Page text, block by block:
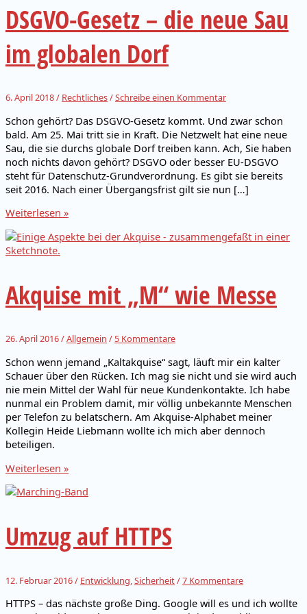
DSGVO-Gesetz – die neue Sau
im globalen Dorf
6. April 2018/ Rechtliches/Schreibe einen Kommentar
Schon gehört? Das DSGVO-Gesetz kommt. Und zwar schon
bald. Am 25. Mai tritt sie in Kraft. Die Netzwelt hat eine neue
Sau, die sie durchs globale Dorf treiben kann. Ach, Sie haben
noch nichts davon gehört? DSGVO oder besser EU-DSGVO
steht für Datenschutz-Grundverordnung. Es gibt sie bereits
seit 2016. Nach einer Übergangsfrist gilt sie nun […]
DSGVO-
–
die
im
globalen
Weiterlesen »
Akquise mit „M“ wie Messe
26. April 2016/Allgemein / 5 Kommentare
Schon wenn jemand „Kaltakquise“ sagt, läuft mir ein kalter
Schauer über den Rücken. Ich mag sie nicht und sie wird auch
nie mein Mittel der Wahl für neue Kundenkontakte. Ich habe
nunmal ein Problem damit, mir völlig unbekannte Menschen
per Telefon zu belatschern. Am Akquise-Alphabet meiner
Kollegin Heide Liebmann wollte ich mich aber dennoch
beteiligen.
Akquise
„M“
Weiterlesen »
Umzug auf HTTPS
12. Februar 2016/ Entwicklung,Sicherheit/7 Kommentare
HTTPS – das nächste große Ding. Google will es und ich wollte